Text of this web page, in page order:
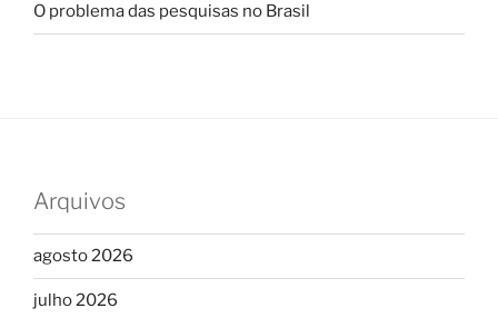
O problema das pesquisas no Brasil
Arquivos
agosto 2026
julho 2026